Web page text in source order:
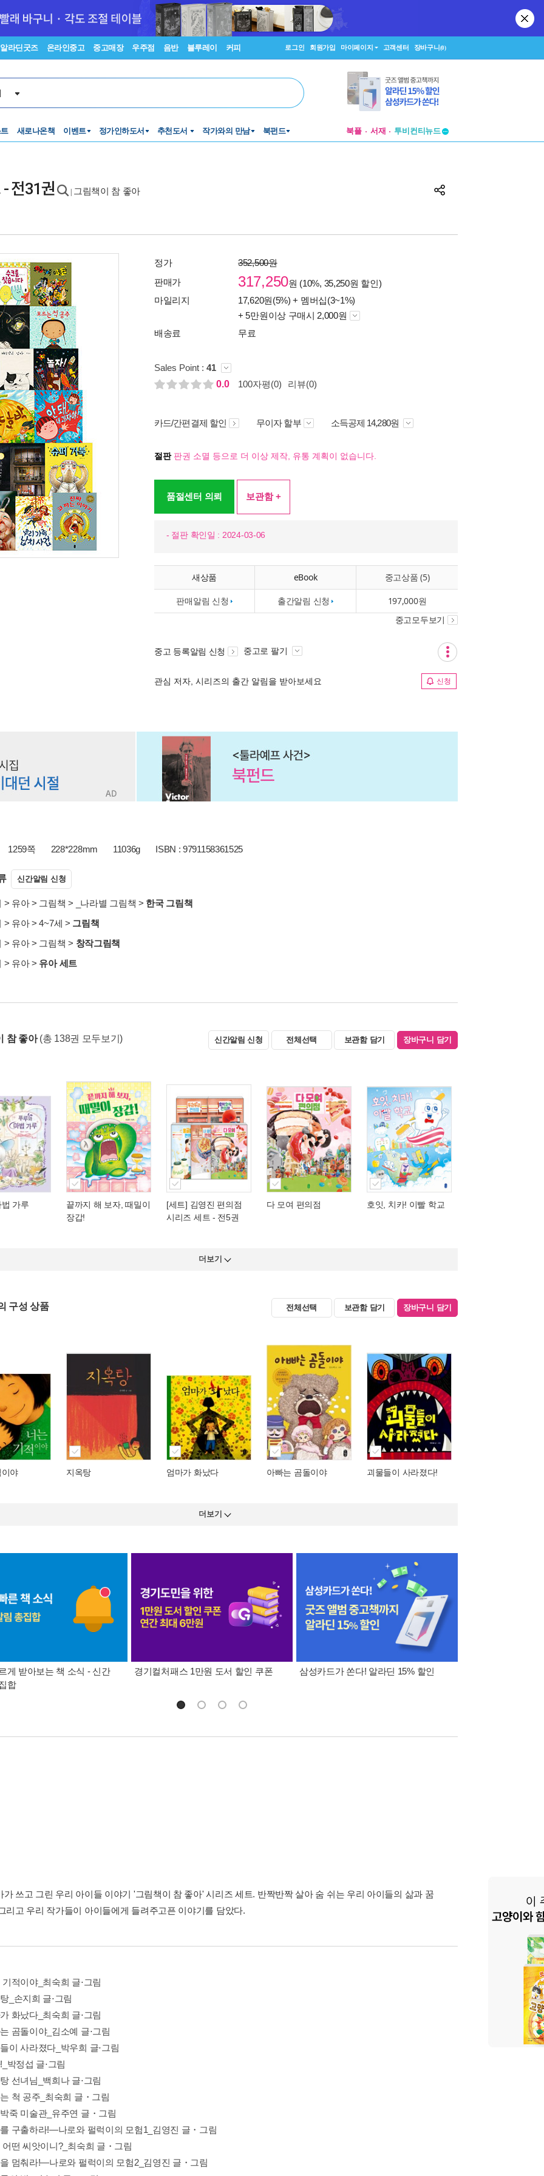
알라딘굿즈 온라인중고 중고매장 우주점 음반 블루레이 커피 로그인 회원가입 마이페이지 고객센터 장바구니(0)
새로나온책 이벤트 정가인하도서 추천도서 작가와의 만남 북펀드 북플 서재
투비컨티뉴드
- 전31권 그림책이 참 좋아
정가
352,500원
판매가
317,250원 (10%, 35,250원 할인)
마일리지
17,620원(5%) + 멤버십(3~1%)
+ 5만원이상 구매시 2,000원
배송료
무료
Sales Point : 41
0.0
100자평(0) 리뷰(0)
카드/간편결제 할인 무이자 할부 소득공제 14,280원
절판판권 소멸 등으로 더 이상 제작, 유통 계획이 없습니다.
품절센터 의뢰 보관함 +
- 절판 확인일 : 2024-03-06
새상품 eBook 중고상품 (5)
판매알림 신청 출간알림 신청 197,000원
중고모두보기
중고 등록알림 신청 중고로 팔기
관심 저자, 시리즈의 출간 알림을 받아보세요 신청
1259쪽 228*228mm 11036g ISBN : 9791158361525
신간알림 신청
> 유아> 그림책 > _나라별 그림책 > 한국 그림책
> 유아>4~7세 > 그림책
> 유아> 그림책 > 창작그림책
> 유아> 유아 세트
참 좋아 (총 138권 모두보기) 신간알림 신청 전체선택 보관함 담기 장바구니 담기
가루
끝까지 해 보자, 때밀이
장갑!
[세트] 김영진 편의점
시리즈 세트 - 전5권
다 모여 편의점 호잇, 치카! 이빨 학교
더보기
구성 상품 전체선택 보관함 담기 장바구니 담기
야 지옥탕 엄마가 화났다 아빠는 곰돌이야 괴물들이 사라졌다!
더보기
게 받아보는 책 소식 - 신간
합
경기컬처패스 1만원 도서 할인 쿠폰 삼성카드가 쏜다! 알라딘 15% 할인
가 쓰고 그린 우리 아이들 이야기 '그림책이 참 좋아' 시리즈 세트. 반짝반짝 살아 숨 쉬는 우리 아이들의 삶과 꿈
리고 우리 작가들이 아이들에게 들려주고픈 이야기를 담았다.
적이야_최숙희 글⋅그림
_손지희 글⋅그림
화났다_최숙희 글⋅그림
곰돌이야_김소예 글⋅그림
이 사라졌다_박우희 글⋅그림
박정섭 글⋅그림
선녀님_백희나 글⋅그림
척 공주_최숙희 글・그림
죽 미술관_유주연 글・그림
구출하라!―나로와 펄럭이의 모험1_김영진 글・그림
어떤 씨앗이니?_최숙희 글・그림
멈춰라!―나로와 펄럭이의 모험2_김영진 글・그림